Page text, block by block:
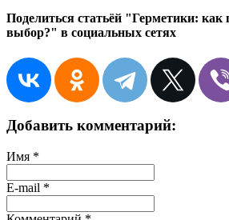
Поделиться статьёй "Герметики: как
выбор?" в социальных сетях
Добавить комментарий:
Имя *
E-mail *